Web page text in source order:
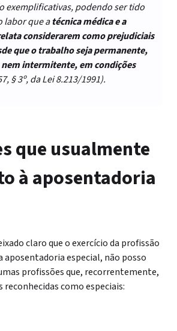
exemplificativas, podendo ser tido
labor que atécnica médica e a
considerarem como prejudiciais
que o trabalho seja permanente,
intermitente, em condições
§ 3º, da Lei 8.213/1991).
que usualmente
à aposentadoria
claro queo exercício da profissão
aposentadoria especial, não posso
profissõesque, recorrentemente,
reconhecidas como especiais: